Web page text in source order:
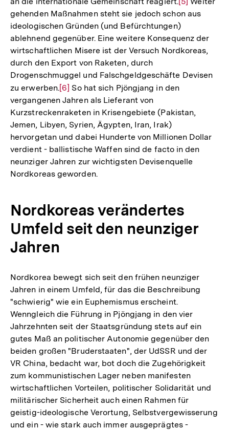
Auflösung
der
Fußnote
gehenden Maßnahmen steht sie jedoch schon aus
ideologischen Gründen (und Befürchtungen)
ablehnend gegenüber. Eine weitere Konsequenz der
wirtschaftlichen Misere ist der Versuch Nordkoreas,
durch den Export von Raketen, durch
Drogenschmuggel und Falschgeldgeschäfte Devisen
zu erwerben.Zur
Auflösung
der
Fußnote
[6] So hat sich Pjöngjang in den
vergangenen Jahren als Lieferant von
Kurzstreckenraketen in Krisengebiete (Pakistan,
Jemen, Libyen, Syrien, Ägypten, Iran, Irak)
hervorgetan und dabei Hunderte von Millionen Dollar
verdient - ballistische Waffen sind de facto in den
neunziger Jahren zur wichtigsten Devisenquelle
Nordkoreas geworden.
Nordkoreas verändertes
Umfeld seit den neunziger
Jahren
Nordkorea bewegt sich seit den frühen neunziger
Jahren in einem Umfeld, für das die Beschreibung
"schwierig" wie ein Euphemismus erscheint.
Wenngleich die Führung in Pjöngjang in den vier
Jahrzehnten seit der Staatsgründung stets auf ein
gutes Maß an politischer Autonomie gegenüber den
beiden großen "Bruderstaaten", der UdSSR und der
VR China, bedacht war, bot doch die Zugehörigkeit
zum kommunistischen Lager neben manifesten
wirtschaftlichen Vorteilen, politischer Solidarität und
militärischer Sicherheit auch einen Rahmen für
geistig-ideologische Verortung, Selbstvergewisserung
und ein - wie stark auch immer ausgeprägtes -